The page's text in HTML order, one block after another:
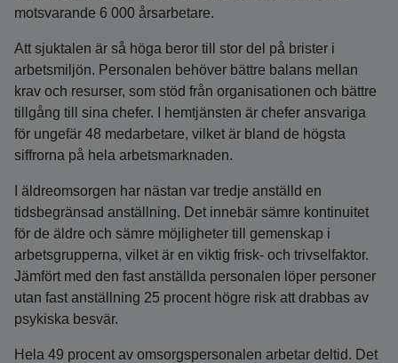
motsvarande 6 000 årsarbetare.
Att sjuktalen är så höga beror till stor del på brister i
arbetsmiljön. Personalen behöver bättre balans mellan
krav och resurser, som stöd från organisationen och bättre
tillgång till sina chefer. I hemtjänsten är chefer ansvariga
för ungefär 48 medarbetare, vilket är bland de högsta
siffrorna på hela arbetsmarknaden.
I äldreomsorgen har nästan var tredje anställd en
tidsbegränsad anställning. Det innebär sämre kontinuitet
för de äldre och sämre möjligheter till gemenskap i
arbetsgrupperna, vilket är en viktig frisk- och trivselfaktor.
Jämfört med den fast anställda personalen löper personer
utan fast anställning 25 procent högre risk att drabbas av
psykiska besvär.
Hela 49 procent av omsorgspersonalen arbetar deltid. Det